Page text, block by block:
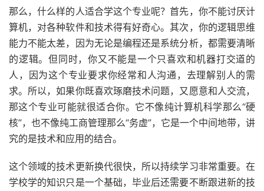
那么，什么样的人适合学这个专业呢？首先，你不能讨厌计
算机，对各种软件和技术得有好奇心。其次，你的逻辑思维
能力不能太差，因为无论是编程还是系统分析，都需要清晰
的逻辑。但同时，你又不能是一个只喜欢和机器打交道的
人，因为这个专业要求你经常和人沟通，去理解别人的需
求。所以，如果你既喜欢琢磨技术问题，又愿意和人交流，
那这个专业可能就很适合你。它不像纯计算机科学那么“硬
核”，也不像纯工商管理那么“务虚”，它是一个中间地带，讲
究的是技术和应用的结合。
这个领域的技术更新换代很快，所以持续学习非常重要。在
学校学的知识只是一个基础，毕业后还需要不断跟进新的技